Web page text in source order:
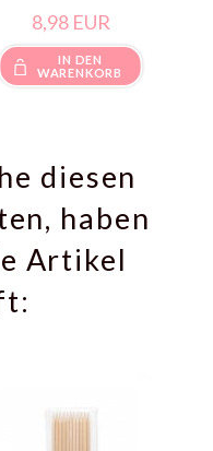
8,98 EUR
IN DEN
WARENKORB
diesen
haben
Artikel